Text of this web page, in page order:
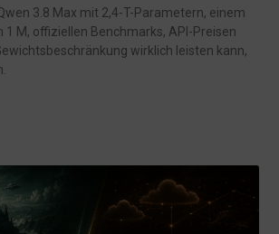
3.8 Max mit 2,4-T-Parametern, einem
M, offiziellen Benchmarks, API-Preisen
wirklich leisten kann,